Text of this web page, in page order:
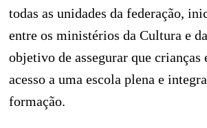
todas as unidades da federação,
entre os ministérios da Cultura e
objetivo de assegurar que crianças
acesso a uma escola plena e
formação.